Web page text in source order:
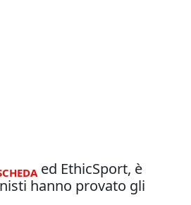
ed EthicSport, è
hanno provato gli